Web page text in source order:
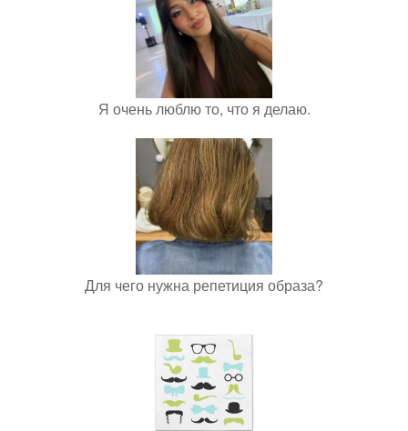
Я очень люблю то, что я делаю.
Для чего нужна репетиция образа?